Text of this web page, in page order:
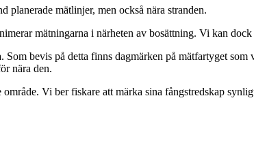
planerade mätlinjer, men också nära stranden.
mätningarna i närheten av bosättning. Vi kan
bevis på detta finns dagmärken på mätfartyget
nära den.
Vi ber fiskare att märka sina fångstredskap